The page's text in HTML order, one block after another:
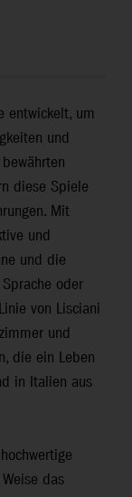
entwickelt, um
und
diese Spiele
Mit
und
und die
oder
von Lisciani
und
die ein Leben
in Italien aus
das